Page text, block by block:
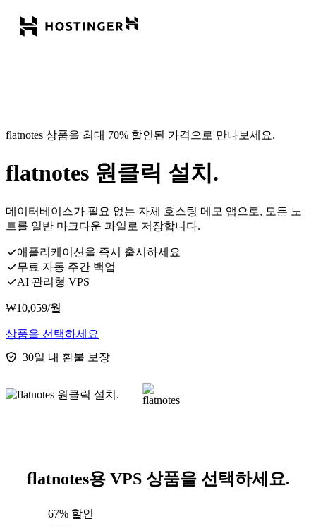
flatnotes 상품을 최대 70% 할인된 가격으로 만나보세요.
flatnotes 원클릭 설치.
데이터베이스가 필요 없는 자체 호스팅 메모 앱으로, 모든 노
트를 일반 마크다운 파일로 저장합니다.
애플리케이션을 즉시 출시하세요
무료 자동 주간 백업
AI 관리형 VPS
₩10,059/월
상품을 선택하세요
30일 내 환불 보장
flatnotes용 VPS 상품을 선택하세요.
67% 할인